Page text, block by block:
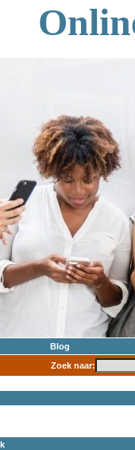
Blog
Zoek naar: